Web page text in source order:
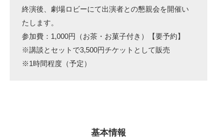
終演後、劇場ロビーにて出演者との懇親会を開催い
たします。
参加費：1,000円（お茶・お菓子付き）【要予約】
※講談とセットで3,500円チケットとして販売
※1時間程度（予定）
基本情報